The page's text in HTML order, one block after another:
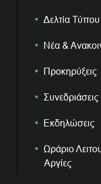
Δελτία Τύπου
Νέα &
Προκηρύξεις
Συνεδριάσεις
Εκδηλώσεις
Ωράριο
Αργίες